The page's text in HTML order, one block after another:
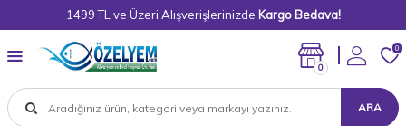
1499 TL ve Üzeri Alışverişlerinizde Kargo Bedava!
ARA
0
0